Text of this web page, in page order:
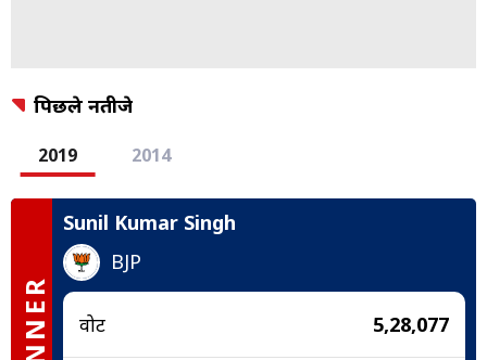
पिछले नतीजे
2019 2014
Sunil Kumar Singh
BJP
वोट 5,28,077